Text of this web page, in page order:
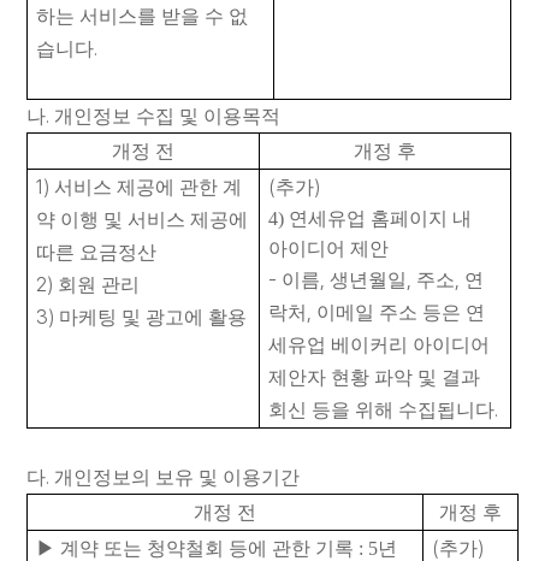
제
리
점
청
공
지
사
항
하는 서비스를 받을 수 없
습니다.
나. 개인정보 수집 및 이용목적
개정 전
개정 후
1) 서비스 제공에 관한 계
약 이행 및 서비스 제공에
따른 요금정산
2) 회원 관리
3) 마케팅 및 광고에 활용
(추가)
4) 연세유업 홈페이지 내
아이디어 제안
- 이름,생년월일, 주소, 연
락처 , 이메일 주소 등은 연
세유업 베이커리 아이디어
제안자 현황 파악 및 결과
회신 등을 위해 수집됩니다.
다. 개인정보의 보유 및 이용기간
개정 전
개정 후
▶ 계약 또는 청약철회 등에 관한 기록 : 5년
(추가)